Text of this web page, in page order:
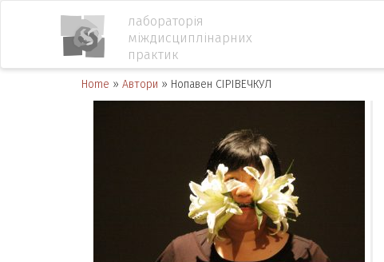
лабораторія
міждисциплінарних
практик
Home » Автори » Нопавен СІРІВЕЧКУЛ